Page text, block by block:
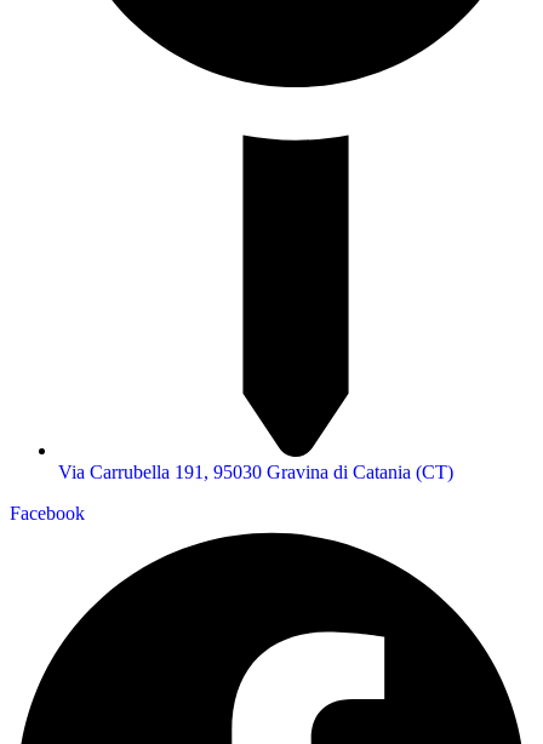
Via Carrubella 191, 95030 Gravina di Catania (CT)
Facebook